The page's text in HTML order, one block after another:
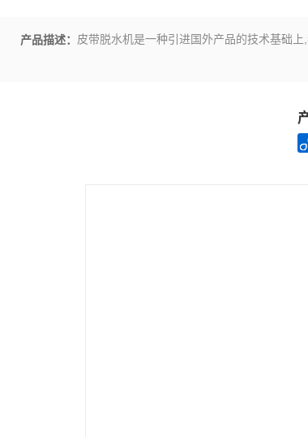
产品描述： 皮带脱水机是一种引进国外产品的技术基础